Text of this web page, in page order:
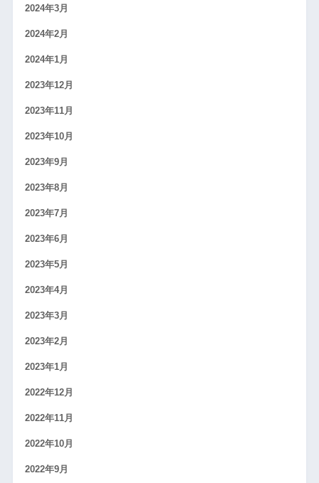
2024年3月
2024年2月
2024年1月
2023年12月
2023年11月
2023年10月
2023年9月
2023年8月
2023年7月
2023年6月
2023年5月
2023年4月
2023年3月
2023年2月
2023年1月
2022年12月
2022年11月
2022年10月
2022年9月